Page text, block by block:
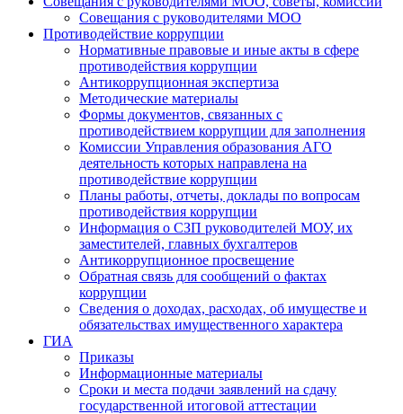
Совещания с руководителями МОО
Противодействие коррупции
Нормативные правовые и иные акты в сфере
противодействия коррупции
Антикоррупционная экспертиза
Методические материалы
Формы документов, связанных с
противодействием коррупции для заполнения
Комиссии Управления образования АГО
деятельность которых направлена на
противодействие коррупции
Планы работы, отчеты, доклады по вопросам
противодействия коррупции
Информация о СЗП руководителей МОУ, их
заместителей, главных бухгалтеров
Антикоррупционное просвещение
Обратная связь для сообщений о фактах
коррупции
Сведения о доходах, расходах, об имуществе и
обязательствах имущественного характера
ГИА
Приказы
Информационные материалы
Сроки и места подачи заявлений на сдачу
государственной итоговой аттестации